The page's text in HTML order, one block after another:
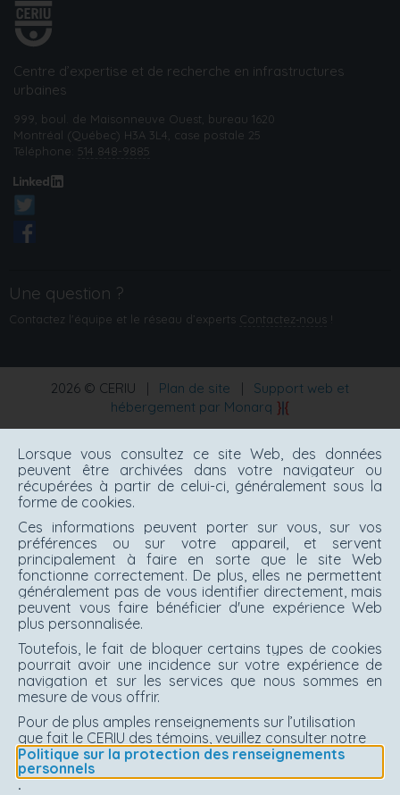
Centre d’expertise et de recherche en infrastructures
urbaines
999, boul. de Maisonneuve Ouest, bureau 1620
Montréal (Québec) H3A 3L4, case postale 25
Téléphone: 514 848-9885
Une question ?
Contactez l'équipe et le réseau d’experts Contactez‑nous !
2026 © CERIU | Plan de site |
Support web et
hébergement par Monarq
Lorsque vous consultez ce site Web, des données
peuvent être archivées dans votre navigateur ou
récupérées à partir de celui-ci, généralement sous la
forme de cookies.
Ces informations peuvent porter sur vous, sur vos
préférences ou sur votre appareil, et servent
principalement à faire en sorte que le site Web
fonctionne correctement. De plus, elles ne permettent
généralement pas de vous identifier directement, mais
peuvent vous faire bénéficier d'une expérience Web
plus personnalisée.
Toutefois, le fait de bloquer certains types de cookies
pourrait avoir une incidence sur votre expérience de
navigation et sur les services que nous sommes en
mesure de vous offrir.
Pour de plus amples renseignements sur l’utilisation
que fait le CERIU des témoins, veuillez consulter notre
Politique sur la protection des renseignements
personnels
.